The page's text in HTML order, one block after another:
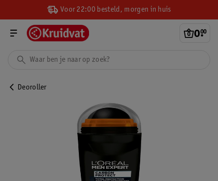
Voor 22:00 besteld, morgen in huis
0.
00
Deoroller